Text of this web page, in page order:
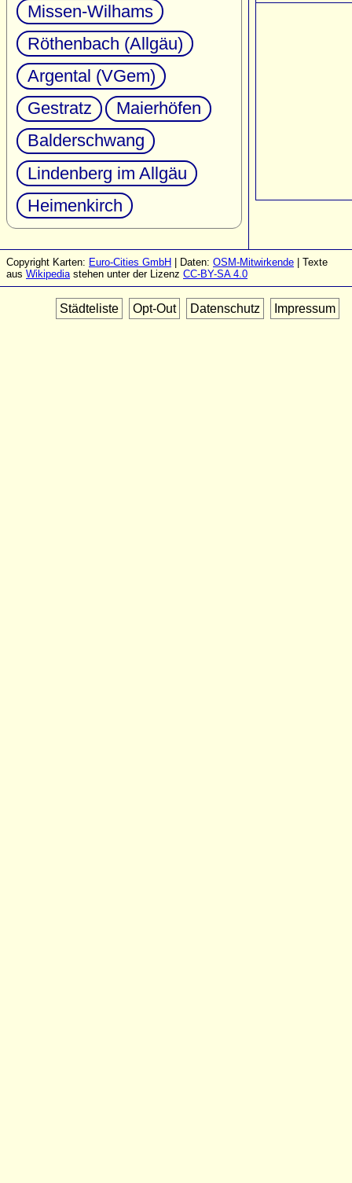
Missen-Wilhams
Röthenbach (Allgäu)
Argental (VGem)
Gestratz
Maierhöfen
Balderschwang
Lindenberg im Allgäu
Heimenkirch
Copyright Karten: Euro-Cities GmbH | Daten: OSM-Mitwirkende | Texte
aus Wikipediastehen unter der Lizenz CC-BY-SA 4.0
Städteliste Opt-Out Datenschutz Impressum